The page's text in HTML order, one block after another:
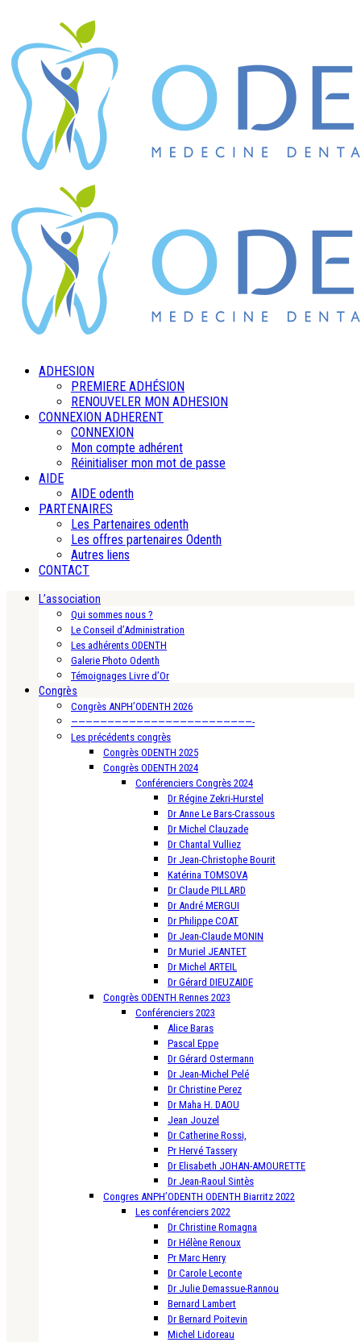
ADHESION
PREMIERE ADHÉSION
RENOUVELER MON ADHESION
CONNEXION ADHERENT
CONNEXION
Mon compte adhérent
Réinitialiser mon mot de passe
AIDE
AIDE odenth
PARTENAIRES
Les Partenaires odenth
Les offres partenaires Odenth
Autres liens
CONTACT
L’association
Qui sommes nous ?
Le Conseil d’Administration
Les adhérents ODENTH
Galerie Photo Odenth
Témoignages Livre d’Or
Congrès
Congrès ANPH’ODENTH 2026
—————————————————————————-
Les précédents congrès
Congrès ODENTH 2025
Congrès ODENTH 2024
Conférenciers Congrès 2024
Dr Régine Zekri-Hurstel
Dr Anne Le Bars-Crassous
Dr Michel Clauzade
Dr Chantal Vulliez
Dr Jean-Christophe Bourit
Katérina TOMSOVA
Dr Claude PILLARD
Dr André MERGUI
Dr Philippe COAT
Dr Jean-Claude MONIN
Dr Muriel JEANTET
Dr Michel ARTEIL
Dr Gérard DIEUZAIDE
Congrès ODENTH Rennes 2023
Conférenciers 2023
Alice Baras
Pascal Eppe
Dr Gérard Ostermann
Dr Jean-Michel Pelé
Dr Christine Perez
Dr Maha H. DAOU
Jean Jouzel
Dr Catherine Rossi,
Pr Hervé Tassery
Dr Elisabeth JOHAN-AMOURETTE
Dr Jean-Raoul Sintès
Congres ANPH’ODENTH ODENTH Biarritz 2022
Les conférenciers 2022
Dr Christine Romagna
Dr Hélène Renoux
Pr Marc Henry
Dr Carole Leconte
Dr Julie Demassue-Rannou
Bernard Lambert
Dr Bernard Poitevin
Michel Lidoreau